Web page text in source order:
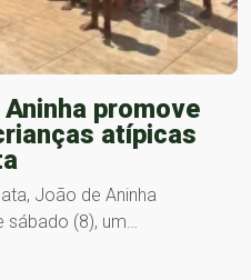
promove
atípicas
João de Aninha
sábado (8), um…